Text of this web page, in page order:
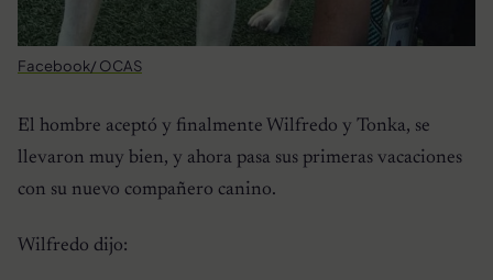
Facebook/ OCAS
El hombre aceptó y finalmente Wilfredo y Tonka, se
llevaron muy bien, y ahora pasa sus primeras vacaciones
con su nuevo compañero canino.
Wilfredo dijo: